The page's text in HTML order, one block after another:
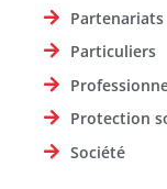
Partenariats
Particuliers
Protection
Société